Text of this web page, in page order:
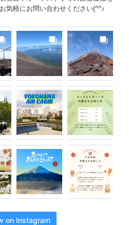
気軽にお問い合わせください(^^♪
on Instagram